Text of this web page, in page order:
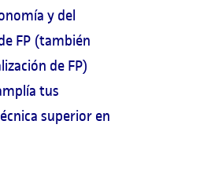
y del
FP (también
de FP)
tus
superior en